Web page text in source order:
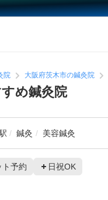
院 大阪府茨木市の鍼灸院
すめ鍼灸院
鍼灸 美容鍼灸
ト予約 日祝OK